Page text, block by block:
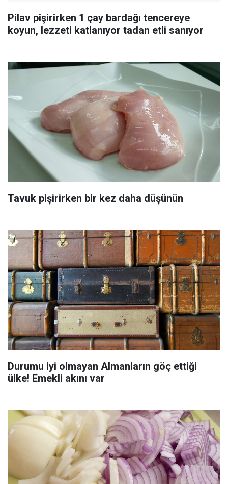
Pilav pişirirken 1 çay bardağı tencereye
koyun, lezzeti katlanıyor tadan etli sanıyor
Tavuk pişirirken bir kez daha düşünün
Durumu iyi olmayan Almanların göç ettiği
ülke! Emekli akını var